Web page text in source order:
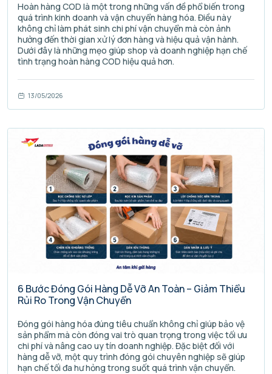
Hoàn hàng COD là một trong những vấn đề phổ biến trong
quá trình kinh doanh và vận chuyển hàng hóa. Điều này
không chỉ làm phát sinh chi phí vận chuyển mà còn ảnh
hưởng đến thời gian xử lý đơn hàng và hiệu quả vận hành.
Dưới đây là những mẹo giúp shop và doanh nghiệp hạn chế
tình trạng hoàn hàng COD hiệu quả hơn.
13/05/2026
6 Bước Đóng Gói Hàng Dễ Vỡ An Toàn – Giảm Thiểu
Rủi Ro Trong Vận Chuyển
Đóng gói hàng hóa đúng tiêu chuẩn không chỉ giúp bảo vệ
sản phẩm mà còn đóng vai trò quan trọng trong việc tối ưu
chi phí và nâng cao uy tín doanh nghiệp. Đặc biệt đối với
hàng dễ vỡ, một quy trình đóng gói chuyên nghiệp sẽ giúp
hạn chế tối đa hư hỏng trong suốt quá trình vận chuyển.